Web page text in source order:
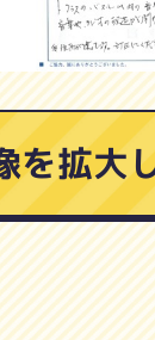
を拡大